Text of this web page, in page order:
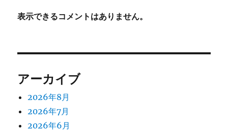
表示できるコメントはありません。
アーカイブ
2026年8月
2026年7月
2026年6月